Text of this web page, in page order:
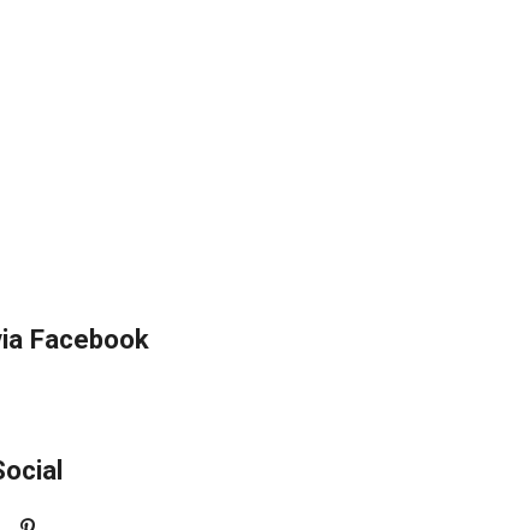
Facebook